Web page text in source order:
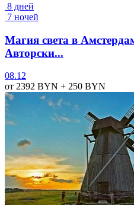
8 дней
7 ночей
Магия света в
Авторски...
08.12
от 2392 BYN + 250 BYN